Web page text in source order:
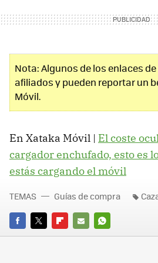
Nota: Algunos de los enlaces
afiliados y pueden reportar un
Móvil.
En Xataka Móvil | El coste
cargador enchufado, esto es
estás cargando el móvil
FACEBOOK
TWITTERFLIPBOARD
E-
WHATSAPP
TEMAS Guías de compra